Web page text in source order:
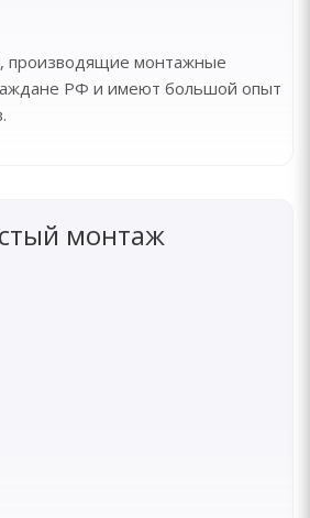
производящие монтажные
РФ и имеют большой опыт
монтаж